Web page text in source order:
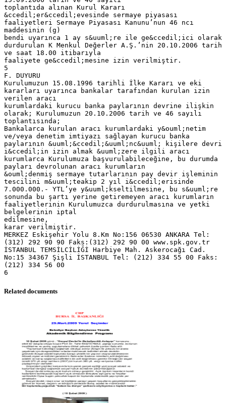
Related documents